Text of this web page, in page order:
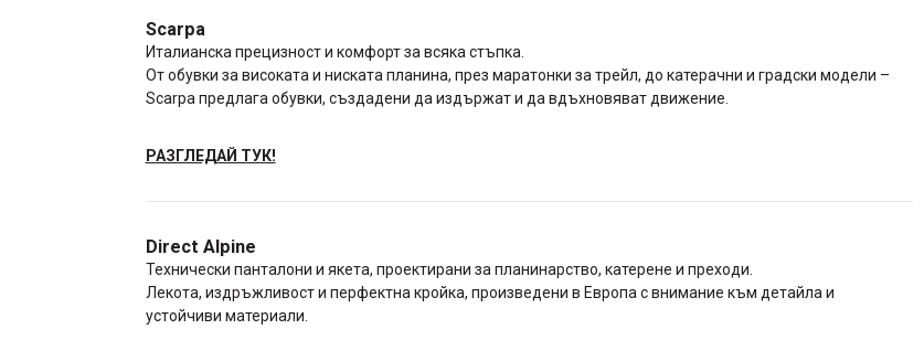
Scarpa
Италианска прецизност и комфорт за всяка стъпка.
От обувки за високата и ниската планина, през маратонки за трейл, до катерачни и градски модели –
Scarpa предлага обувки, създадени да издържат и да вдъхновяват движение.
РАЗГЛЕДАЙ ТУК!
Direct Alpine
Технически панталони и якета, проектирани за планинарство, катерене и преходи.
Лекота, издръжливост и перфектна кройка, произведени в Европа с внимание към детайла и
устойчиви материали.